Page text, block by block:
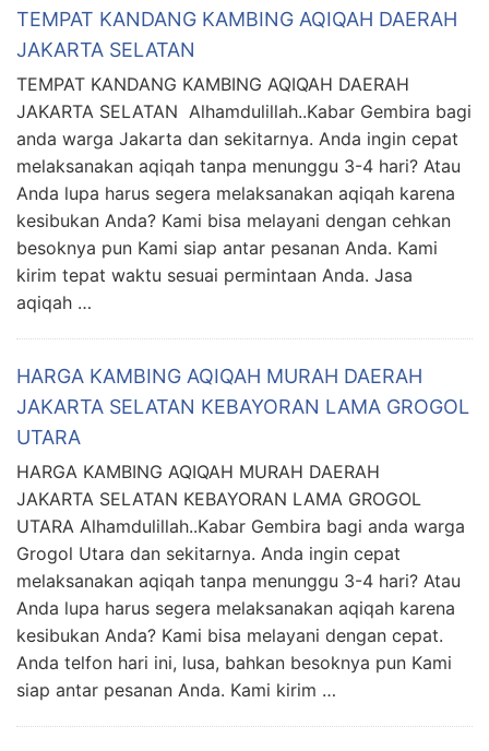
TEMPAT KANDANG KAMBING AQIQAH DAERAH
JAKARTA SELATAN
TEMPAT KANDANG KAMBING AQIQAH DAERAH
JAKARTA SELATAN Alhamdulillah..Kabar Gembira bagi
anda warga Jakarta dan sekitarnya. Anda ingin cepat
melaksanakan aqiqah tanpa menunggu 3-4 hari? Atau
Anda lupa harus segera melaksanakan aqiqah karena
kesibukan Anda? Kami bisa melayani dengan cehkan
besoknya pun Kami siap antar pesanan Anda. Kami
kirim tepat waktu sesuai permintaan Anda. Jasa
aqiqah …
HARGA KAMBING AQIQAH MURAH DAERAH
JAKARTA SELATAN KEBAYORAN LAMA GROGOL
UTARA
HARGA KAMBING AQIQAH MURAH DAERAH
JAKARTA SELATAN KEBAYORAN LAMA GROGOL
UTARA Alhamdulillah..Kabar Gembira bagi anda warga
Grogol Utara dan sekitarnya. Anda ingin cepat
melaksanakan aqiqah tanpa menunggu 3-4 hari? Atau
Anda lupa harus segera melaksanakan aqiqah karena
kesibukan Anda? Kami bisa melayani dengan cepat.
Anda telfon hari ini, lusa, bahkan besoknya pun Kami
siap antar pesanan Anda. Kami kirim …